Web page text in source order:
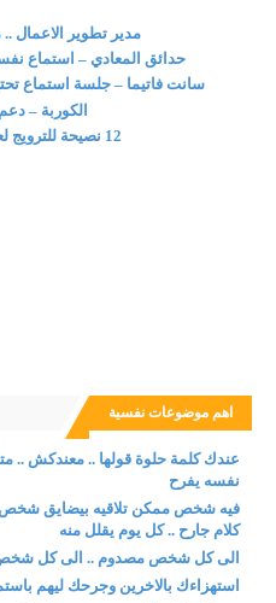
مدير تطوير الاعمال
حدائق المعادي – استماع
سانت فاتيما – جلسة استماع
الكوربة –
12 نصيحة للترويج لعيادة .. أفكار لزيادة دخل الع...
اهم موضوعات نفسية
عندك كلمة حلوة قولها .. معندكش ..
نفسه يفرح
فيه شخص ممكن تلاقيه بيضايق شخص
كلام جارح .. كل يوم يقلل منه
الى كل شخص مصدوم .. الى كل
استهزاءك بالاخرين وجرحك ليهم